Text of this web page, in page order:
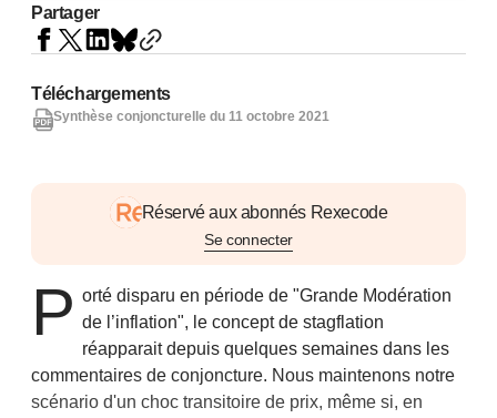
Partager
Réservé aux abonnés Rexecode
Se connecter
P orté disparu en période de "Grande Modération
de l’inflation", le concept de stagflation
réapparait depuis quelques semaines dans les
commentaires de conjoncture. Nous maintenons notre
scénario d'un choc transitoire de prix, même si, en
Téléchargements
Synthèse conjoncturelle du 11 octobre 2021